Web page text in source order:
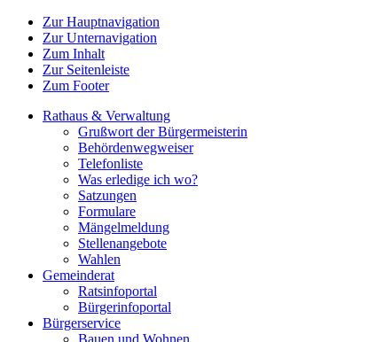
Zur Hauptnavigation
Zur Unternavigation
Zum Inhalt
Zur Seitenleiste
Zum Footer
Rathaus & Verwaltung
Grußwort der Bürgermeisterin
Behördenwegweiser
Telefonliste
Was erledige ich wo?
Satzungen
Formulare
Mängelmeldung
Stellenangebote
Wahlen
Gemeinderat
Ratsinfoportal
Bürgerinfoportal
Bürgerservice
Bauen und Wohnen